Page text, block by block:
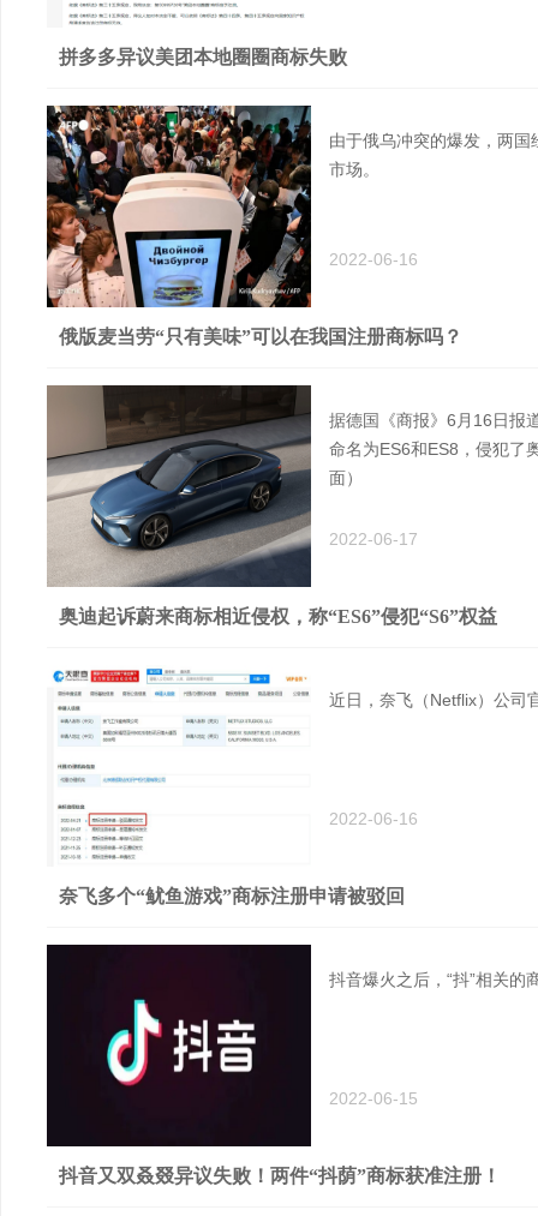
拼多多异议美团本地圈圈商标失败
俄版麦当劳“只有美味”可以在我国注册商标吗？
由于俄乌冲突的爆发，两
市场。
2022-06-16
奥迪起诉蔚来商标相近侵权，称“ES6”侵犯“S6”权益
据德国《商报》6月16日报
命名为ES6和ES8，侵犯了
面）
2022-06-17
奈飞多个“鱿鱼游戏”商标注册申请被驳回
近日，奈飞（Netflix）公司
2022-06-16
抖音又双叒叕异议失败！两件“抖荫”商标获准注册！
抖音爆火之后，“抖”相关的
2022-06-15